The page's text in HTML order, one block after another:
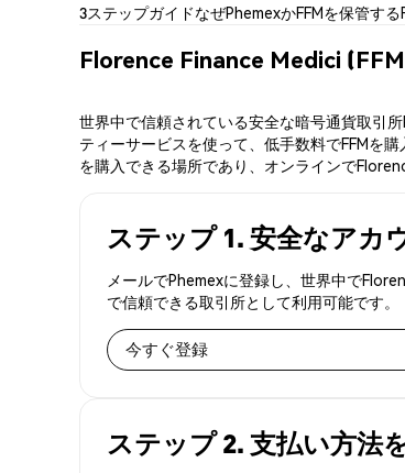
3ステップガイドなぜPhemexかFFMを保管する
Florence Finance Medici
世界中で信頼されている安全な暗号通貨取引
ティーサービスを使って、低手数料でFFMを
を購入できる場所であり、オンラインで
ステップ 1. 安全なアカ
メールでPhemexに登録し、世界中で
で信頼できる取引所として利用可能です。
今すぐ登録
ステップ 2. 支払い方法